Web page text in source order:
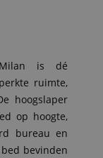
Milan is dé
ruimte,
hoogslaper
op hoogte,
bureau en
bevinden